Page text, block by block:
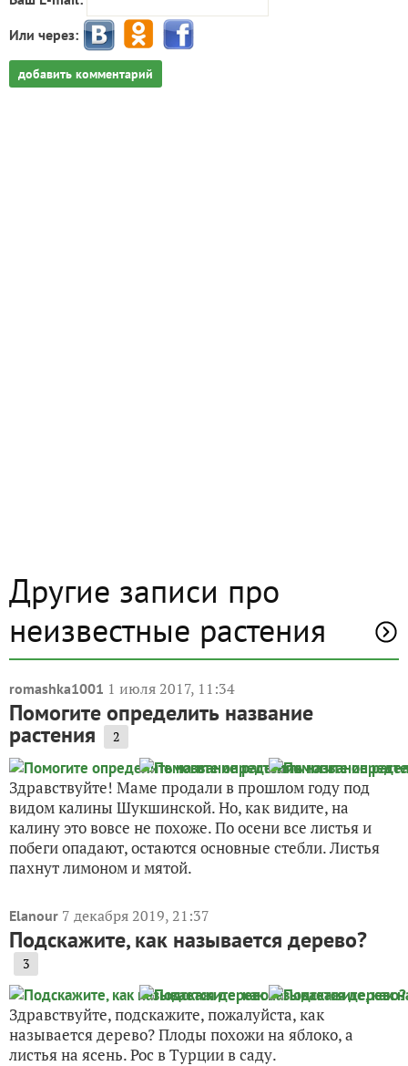
Или через:
добавить комментарий
Другие записи про
неизвестные растения
romashka1001 1 июля 2017, 11:34
Помогите определить название
растения 2
Здравствуйте! Маме продали в прошлом году под
видом калины Шукшинской. Но, как видите, на
калину это вовсе не похоже. По осени все листья и
побеги опадают, остаются основные стебли. Листья
пахнут лимоном и мятой.
Elanour 7 декабря 2019, 21:37
Подскажите, как называется дерево?
3
Здравствуйте, подскажите, пожалуйста, как
называется дерево? Плоды похожи на яблоко, а
листья на ясень. Рос в Турции в саду.